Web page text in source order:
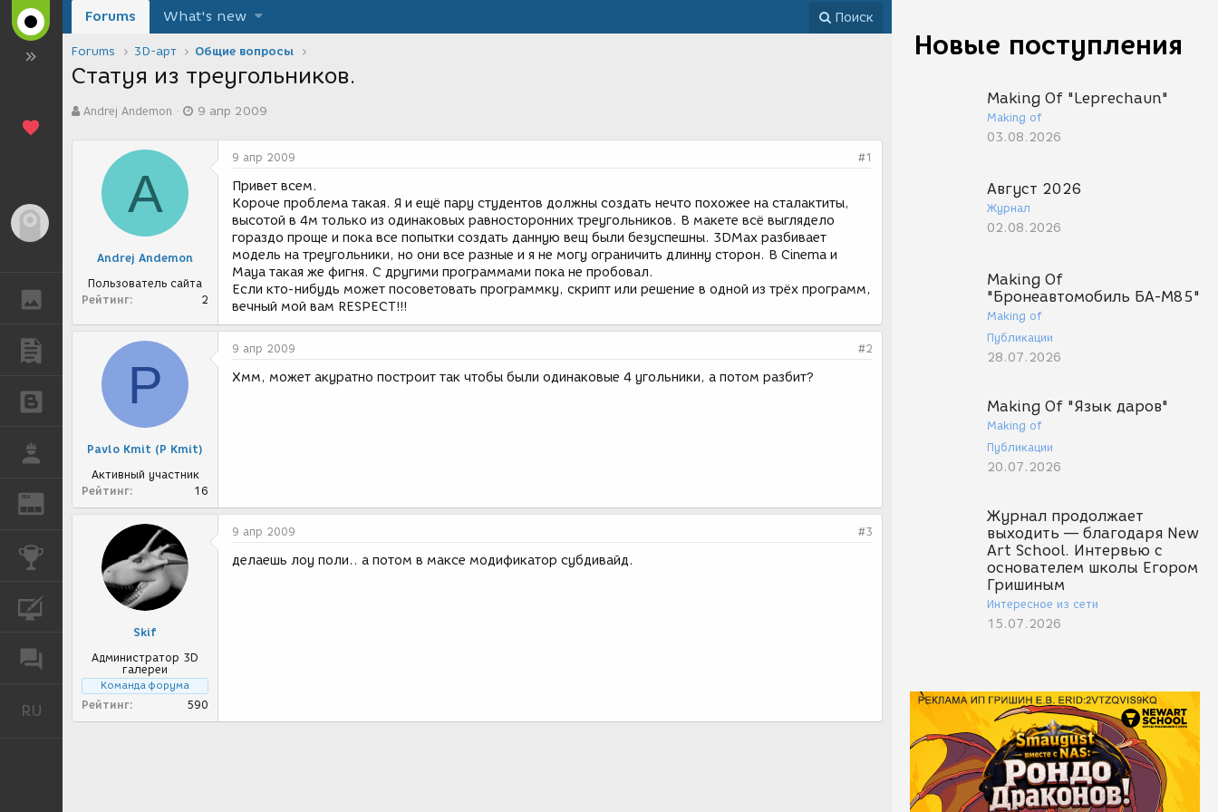
ГАЛЕРЕЯ
ПУБЛИКАЦИИ
БЛОГИ
РАБОТА
REN
КОНКУРСЫ
ФОРУМ
RU Русский
Новые поступления
Making Of "Leprechaun"
Making of
03.08.2026
Август 2026
Журнал
02.08.2026
Making Of
"Бронеавтомобиль БА-М85"
Making of
Публикации
28.07.2026
Making Of "Язык даров"
Making of
Публикации
20.07.2026
Журнал продолжает
выходить — благодаря New
Art School. Интервью с
основателем школы Егором
Гришиным
Интересное из сети
15.07.2026
Forums What's new Поиск
Forums 3D-арт Общие вопросы
Статуя из треугольников.
в
Andrej Andemon
а
я
9 апр 2009
A
Andrej Andemon
Пользователь сайта
Рейтинг
2
9 апр 2009 #1
Привет всем.
Короче проблема такая. Я и ещё пару студентов должны создать нечто похожее на сталактиты,
высотой в 4м только из одинаковых равносторонних треугольников. В макете всё выглядело
гораздо проще и пока все попытки создать данную вещ были безуспешны. 3DMax разбивает
модель на треугольники, но они все разные и я не могу ограничить длинну сторон. В Cinema и
Maya такая же фигня. С другими программами пока не пробовал.
Если кто-нибудь может посоветовать программку, скрипт или решение в одной из трёх программ,
вечный мой вам RESPECT!!!
P
Pavlo Kmit (P Kmit)
Активный участник
Рейтинг
16
9 апр 2009 #2
Хмм, может акуратно построит так чтобы были одинаковые 4 угольники, а потом разбит?
Skif
Администратор 3D
галереи
Команда форума
Рейтинг 590
9 апр 2009 #3
делаешь лоу поли.. а потом в максе модификатор субдивайд.